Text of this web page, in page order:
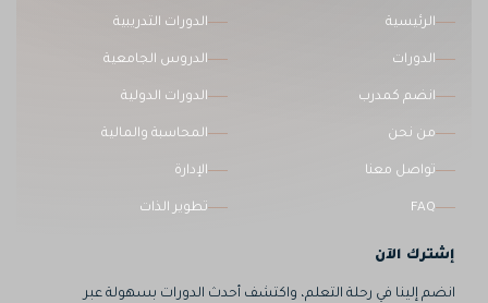
الرئيسية
الدورات
انضم كمدرب
من نحن
تواصل معنا
FAQ
الدورات التدريبية
الدروس الجامعية
الدورات الدولية
المحاسبة والمالية
الإدارة
تطوير الذات
إشترك الآن
انضم إلينا في رحلة التعلم، واكتشف أحدث الدورات بسهولة عبر